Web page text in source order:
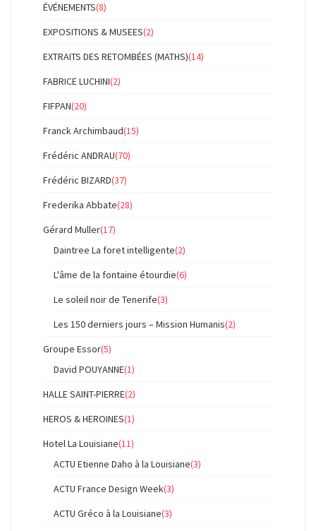
ÉVÉNEMENTS(8)
EXPOSITIONS & MUSEES(2)
EXTRAITS DES RETOMBÉES (MATHS)(14)
FABRICE LUCHINI(2)
FIFPAN(20)
Franck Archimbaud(15)
Frédéric ANDRAU(70)
Frédéric BIZARD(37)
Frederika Abbate(28)
Gérard Muller(17)
Daintree La foret intelligente(2)
L'âme de la fontaine étourdie(6)
Le soleil noir de Tenerife(3)
Les 150 derniers jours – Mission Humanis(2)
Groupe Essor(5)
David POUYANNE(1)
HALLE SAINT-PIERRE(2)
HEROS & HEROINES(1)
Hotel La Louisiane(11)
ACTU Etienne Daho à la Louisiane(3)
ACTU France Design Week(3)
ACTU Gréco à la Louisiane(3)